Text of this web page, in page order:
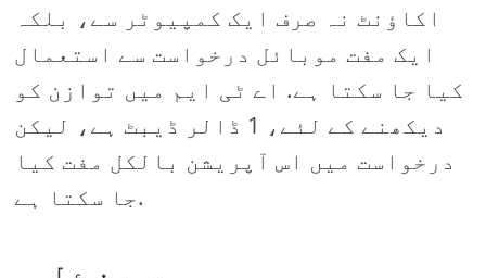
اکاؤنٹ نہ صرف ایک کمپیوٹر سے، بلکہ
ایک مفت موبائل درخواست سے استعمال
کیا جا سکتا ہے. اے ٹی ایم میں توازن کو
دیکھنے کے لئے، 1 ڈالر ڈیبٹ ہے، لیکن
درخواست میں اس آپریشن بالکل مفت کیا
جا سکتا ہے.